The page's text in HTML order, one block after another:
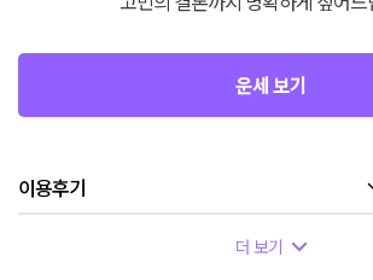
운세 보기
이용후기
더 보기